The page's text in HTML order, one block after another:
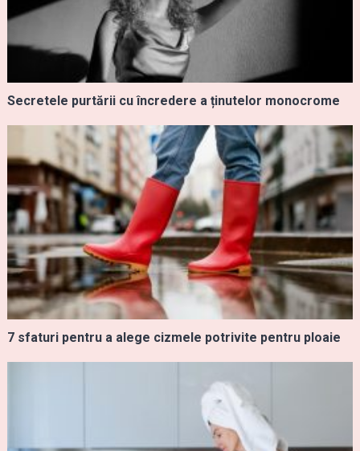
Secretele purtării cu încredere a ținutelor monocrome
7 sfaturi pentru a alege cizmele potrivite pentru ploaie